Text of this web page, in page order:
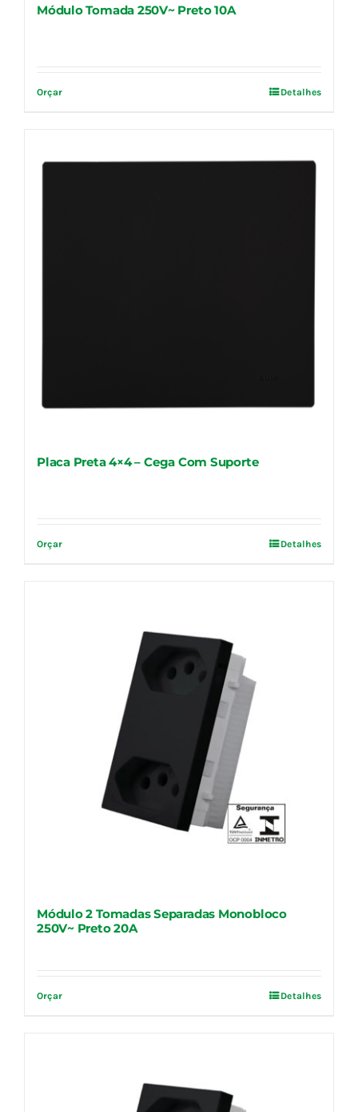
Módulo Tomada 250V~ Preto 10A
Orçar Detalhes
Placa Preta 4×4 – Cega Com Suporte
Orçar Detalhes
Módulo 2 Tomadas Separadas Monobloco
250V~ Preto 20A
Orçar Detalhes